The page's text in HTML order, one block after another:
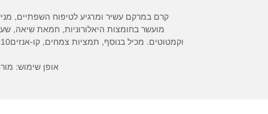
קרם במרקם עשיר ומרגיע לטיפוח השפתיים,
מועשר בחומצות היאלורוניות, חמאת שיאה,
אופן שימוש: